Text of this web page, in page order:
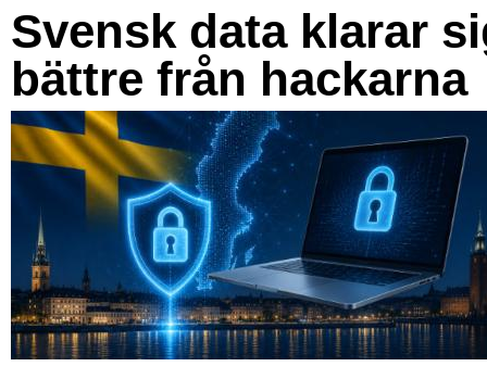
Svensk data klarar
bättre från hackarna